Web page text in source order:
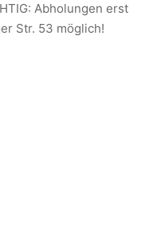
Abholungen erst
Str. 53 möglich!